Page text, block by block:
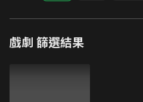
戲劇 篩選結果